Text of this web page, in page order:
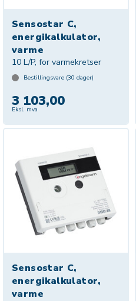
Sensostar C,
energikalkulator,
varme
10 L/P, for varmekretser
Bestillingsvare (30 dager)
3 103,00
Eksl. mva
Sensostar C,
energikalkulator,
varme